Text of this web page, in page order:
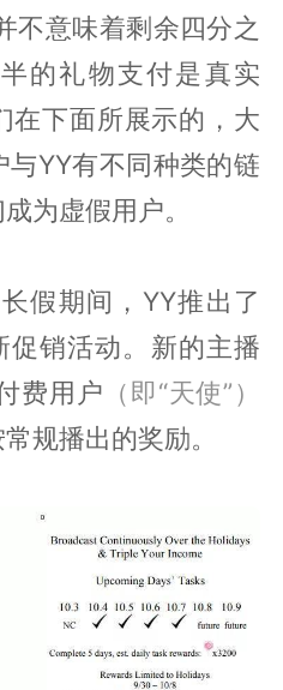
不意味着剩余四分之
的礼物支付是真实
在下面所展示的，大
YY有不同种类的链
为虚假用户。
假期间，YY推出了
促销活动。新的主播
费用户 （即“天使”）
规播出的奖励。